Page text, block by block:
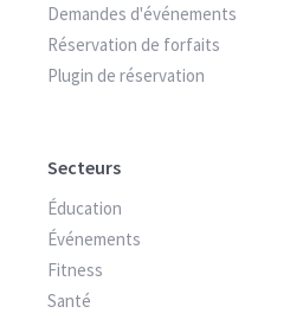
Demandes d'événements
Réservation de forfaits
Plugin de réservation
Secteurs
Éducation
Événements
Fitness
Santé